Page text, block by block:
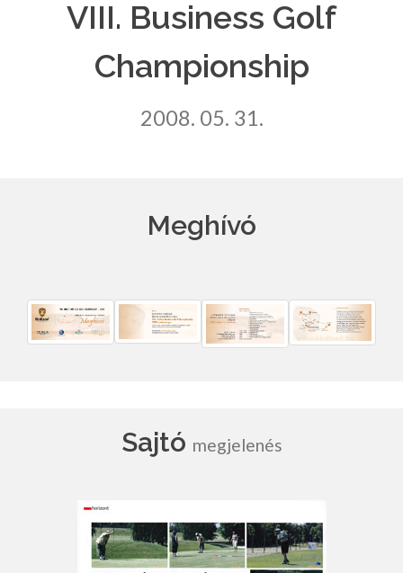
VIII. Business Golf
Championship
2008. 05. 31.
Meghívó
Sajtó megjelenés